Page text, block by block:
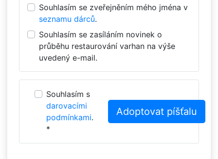
Souhlasím se zveřejněním mého jména v
seznamu dárců.
Souhlasím se zasíláním novinek o
průběhu restaurování varhan na výše
uvedený e-mail.
Souhlasím s
darovacími
podmínkami.
*